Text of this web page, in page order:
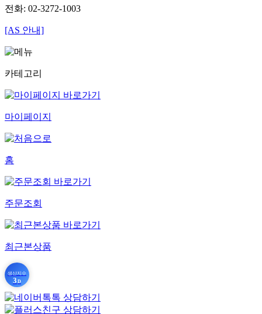
전화: 02-3272-1003
[AS 안내]
카테고리
마이페이지
홈
주문조회
최근본상품
생산지수
3 D